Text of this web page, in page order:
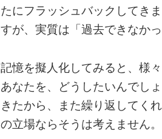
たにフラッシュバックしてき
すが、実質は「過去できなか
記憶を擬人化してみると、様
あなたを、どうしたいんでし
きたから、また繰り返してく
の立場ならそうは考えません。